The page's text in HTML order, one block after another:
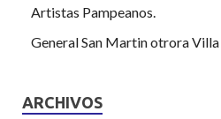
Artistas Pampeanos.
General San Martin otrora
ARCHIVOS